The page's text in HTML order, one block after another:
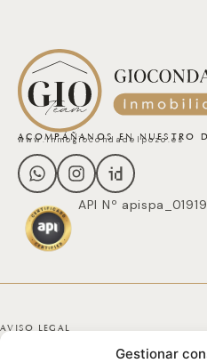
Gestionar
ACOMPÁÑANOS EN NUESTRO
www.inmogiocondadelpozo.es
API Nº apispa_01919
AVISO LEGAL